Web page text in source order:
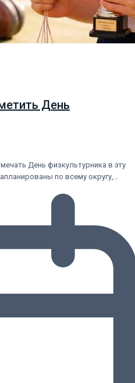
День
День физкультурника в эту
по всему округу,…